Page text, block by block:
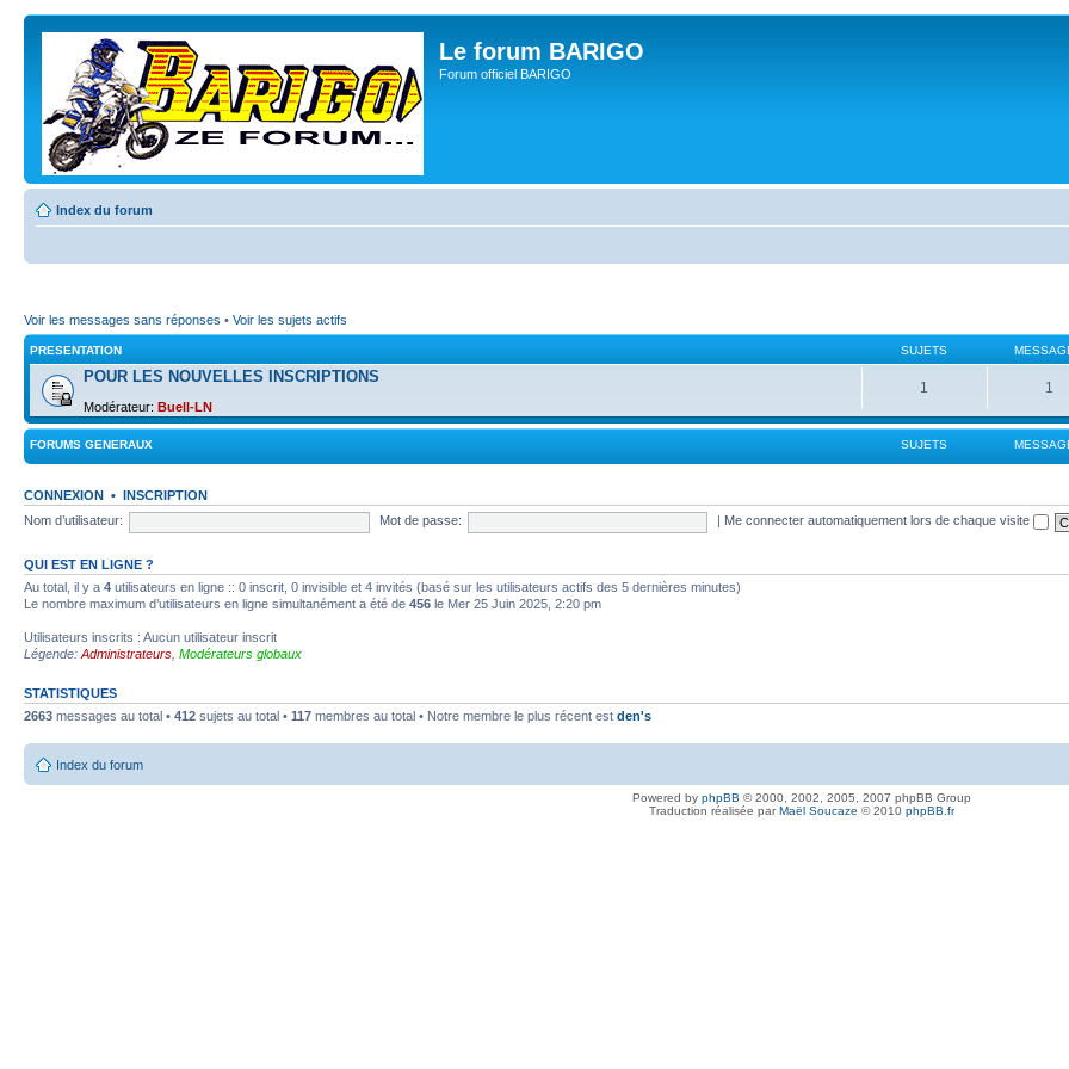
Le forum BARIGO
Forum officiel BARIGO
Index du forum
Voir les messages sans réponses • Voir les sujets actifs
PRESENTATION SUJETS
POUR LES NOUVELLES INSCRIPTIONS
Modérateur: Buell-LN
1 1
FORUMS GENERAUX SUJETS
CONNEXION • INSCRIPTION
Nom d’utilisateur:
Mot de passe: Me connecter automatiquement lors de chaque visite
QUI EST EN LIGNE ?
Au total, il y a 4 utilisateurs en ligne :: 0 inscrit, 0 invisible et 4 invités (basé sur les utilisateurs actifs des 5 dernières minutes)
Le nombre maximum d’utilisateurs en ligne simultanément a été de 456 le Mer 25 Juin 2025, 2:20 pm
Utilisateurs inscrits : Aucun utilisateur inscrit
Légende: Administrateurs Modérateurs globaux
STATISTIQUES
2663 messages au total • 412 sujets au total • 117 membres au total • Notre membre le plus récent est den's
Index du forum
Powered by phpBB © 2000, 2002, 2005, 2007 phpBB Group
Traduction réalisée parMaël Soucaze © 2010 phpBB.fr